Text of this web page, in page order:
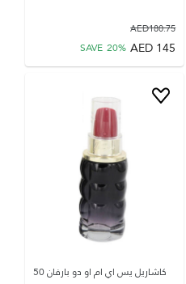
180.75
AED
145
AED
SAVE 20%
كاشاريل يس اي ام او دو بارفان 50